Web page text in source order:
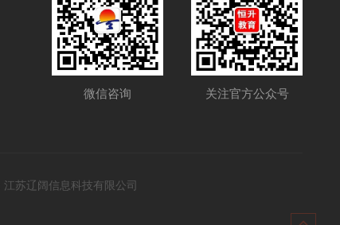
微信咨询 关注官方公众号
江苏辽阔信息科技有限公司